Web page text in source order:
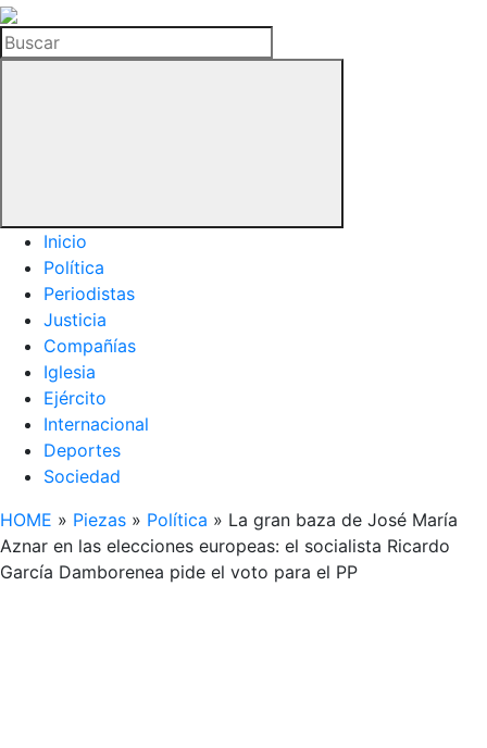
La
Hemeroteca
del
Buscar
Inicio
Política
Periodistas
Justicia
Compañías
Iglesia
Ejército
Internacional
Deportes
Sociedad
HOME » Piezas » Política » La gran baza de José María
Aznar en las elecciones europeas: el socialista Ricardo
García Damborenea pide el voto para el PP